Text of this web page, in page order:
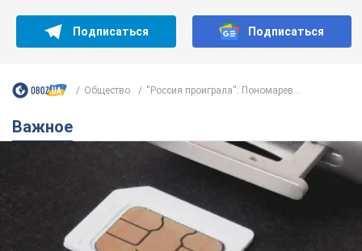
Подписаться Подписаться
Общество ''Россия проиграла'': Пономарев...
Важное